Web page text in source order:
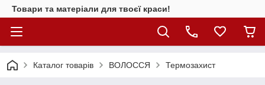
Товари та матеріали для твоєї краси!
Каталог товарiв ВОЛОССЯ Термозахист